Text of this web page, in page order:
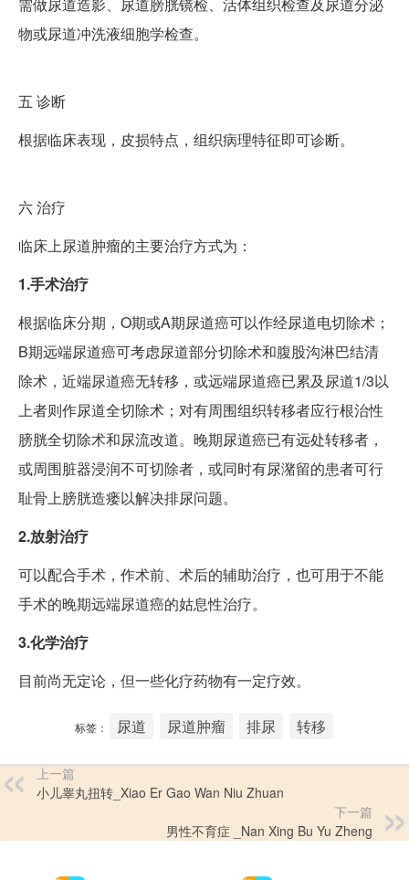
需做尿道造影、尿道膀胱镜检、活体组织检查及尿道分泌
物或尿道冲洗液细胞学检查。
五 诊断
根据临床表现，皮损特点，组织病理特征即可诊断。
六治疗
临床上尿道肿瘤的主要治疗方式为：
1.手术治疗
根据临床分期，O期或A期尿道癌可以作经尿道电切除术；
B期远端尿道癌可考虑尿道部分切除术和腹股沟淋巴结清
除术，近端尿道癌无转移，或远端尿道癌已累及尿道1/3以
上者则作尿道全切除术；对有周围组织转移者应行根治性
膀胱全切除术和尿流改道。晚期尿道癌已有远处转移者，
或周围脏器浸润不可切除者，或同时有尿潴留的患者可行
耻骨上膀胱造瘘以解决排尿问题。
2.放射治疗
可以配合手术，作术前、术后的辅助治疗，也可用于不能
手术的晚期远端尿道癌的姑息性治疗。
3.化学治疗
目前尚无定论，但一些化疗药物有一定疗效。
标签： 尿道 尿道肿瘤 排尿 转移
上一篇
小儿睾丸扭转_Xiao Er Gao Wan Niu Zhuan
下一篇
男性不育症 _Nan Xing Bu Yu Zheng